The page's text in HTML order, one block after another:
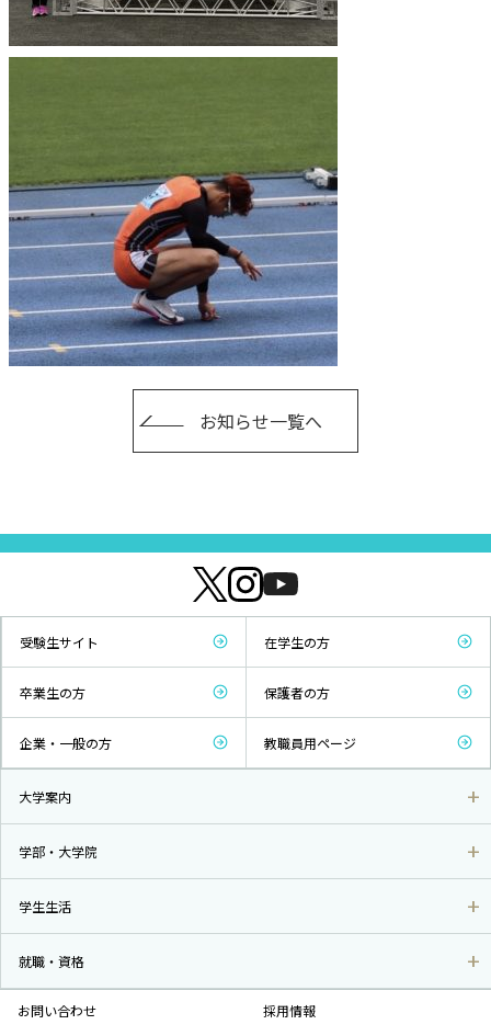
お知らせ一覧へ
受験生サイト 在学生の方
卒業生の方 保護者の方
企業・一般の方 教職員用ページ
大学案内
学部・大学院
学生生活
就職・資格
お問い合わせ 採用情報